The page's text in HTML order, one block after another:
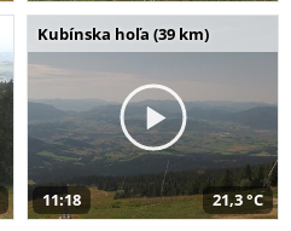
Kubínska hoľa (39 km)
11:18 21,3 °C